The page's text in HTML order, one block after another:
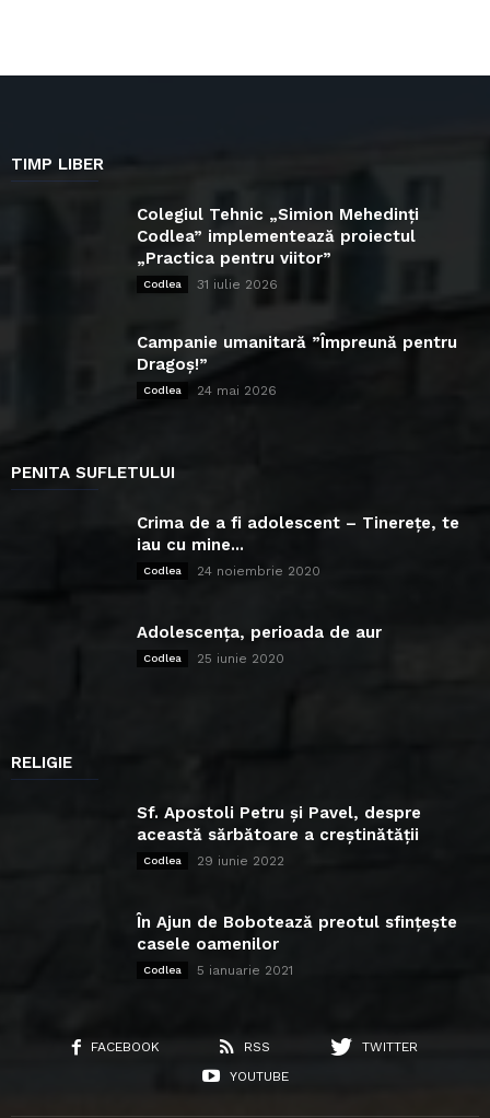
TIMP LIBER
Colegiul Tehnic „Simion Mehedinți
Codlea” implementează proiectul
„Practica pentru viitor”
Codlea 31 iulie 2026
Campanie umanitară ”Împreună pentru
Dragoș!”
Codlea 24 mai 2026
PENITA SUFLETULUI
Crima de a fi adolescent – Tinerețe, te
iau cu mine...
Codlea 24 noiembrie 2020
Adolescența, perioada de aur
Codlea 25 iunie 2020
RELIGIE
Sf. Apostoli Petru și Pavel, despre
această sărbătoare a creștinătății
Codlea 29 iunie 2022
În Ajun de Bobotează preotul sfințește
casele oamenilor
Codlea 5 ianuarie 2021
FACEBOOK RSS
TWITTER
YOUTUBE